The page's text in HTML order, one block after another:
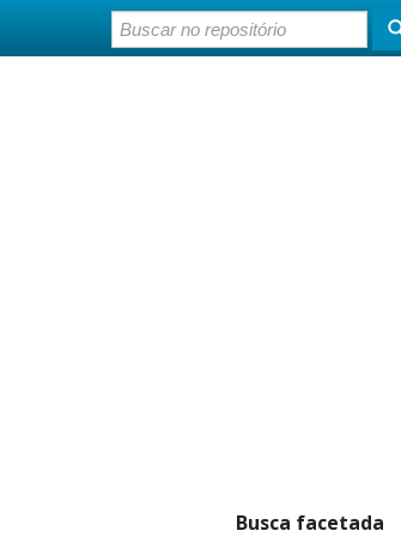
Busca facetada